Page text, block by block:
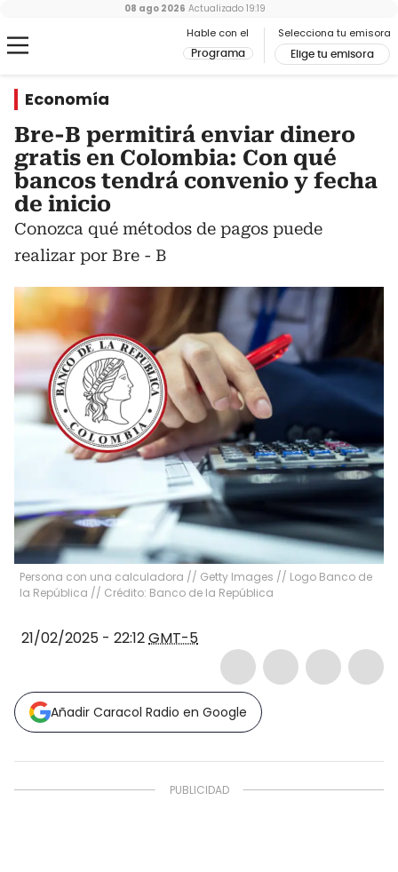
Hable con el
Programa
Selecciona tu emisora
Elige tu emisora
08 ago 2026 Actualizado 19:19
Economía
Bre-B permitirá enviar dinero
gratis en Colombia: Con qué
bancos tendrá convenio y fecha
de inicio
Conozca qué métodos de pagos puede
realizar por Bre - B
Persona con una calculadora // Getty Images // Logo Banco de
la República // Crédito: Banco de la República
21/02/2025 - 22:12GMT-5
Añadir Caracol Radio en Google